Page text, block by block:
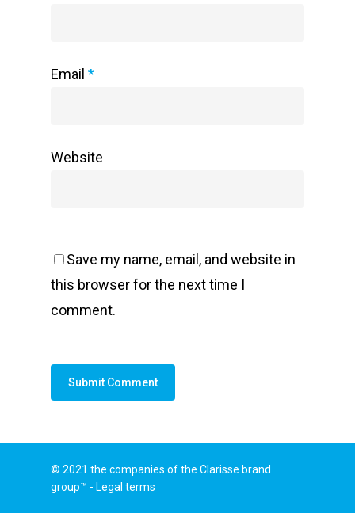
Email *
Website
Save my name, email, and website in
this browser for the next time I
comment.
© 2021 the companies of the Clarisse brand
group™ - Legal terms